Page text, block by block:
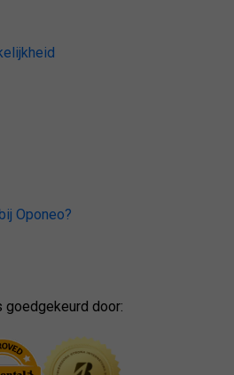
Oponeo?
goedgekeurd door: